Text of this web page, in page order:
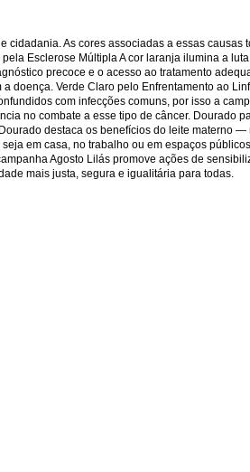
As cores associadas a essas causas
Esclerose Múltipla A cor laranja ilumina a
precoce e o acesso ao tratamento
Verde Claro pelo Enfrentamento ao
com infecções comuns, por isso a
no combate a esse tipo de câncer. Dourado
destaca os benefícios do leite materno
em casa, no trabalho ou em espaços
Agosto Lilás promove ações de
mais justa, segura e igualitária para todas.